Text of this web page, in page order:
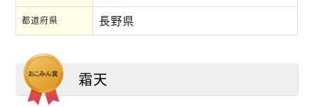
都道府県 長野県
霜天